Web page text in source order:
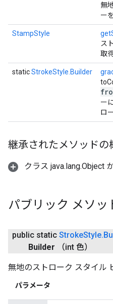
無
ー
StampStyle
ス
取
staticStrokeStyle.Builder
ー
ロ
継承されたメソッドの
クラス java.lang.Object
パブリック メソッ
public static StrokeStyle.
Builder
（int 色）
無地のストローク スタイル
パラメータ